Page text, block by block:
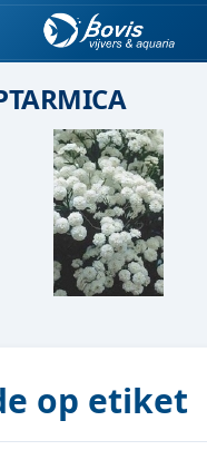
op etiket